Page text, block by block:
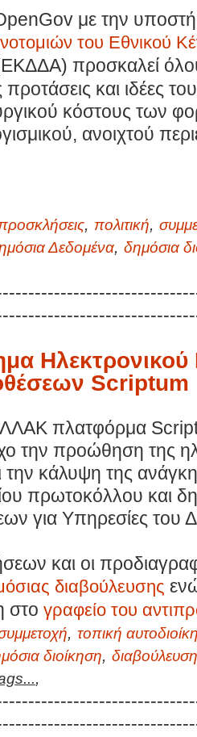
με την
του Εθνικού
προσκαλεί
και ιδέες
κόστους των
ανοιχτού
, πολιτική,
Δεδομένα, δημόσια
Ηλεκτρονικού
Scriptum
πλατφόρμα
την προώθηση της
την κάλυψη της
πρωτοκόλλου και
για Υπηρεσίες του
και οι
διαβούλευσης
στο γραφείο του
, τοπική
διοίκηση, διαβούλευση
,